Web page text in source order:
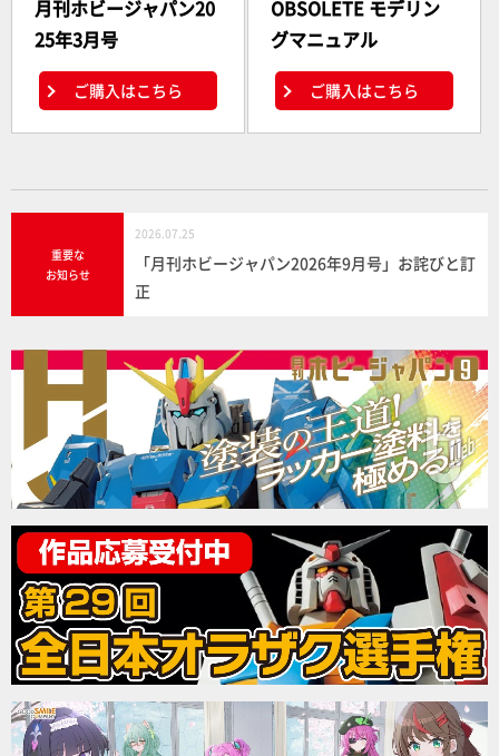
月刊ホビージャパン20
25年3月号
ご購入はこちら
OBSOLETE モデリン
グマニュアル
ご購入はこちら
重要な
お知らせ
2026.07.25
「月刊ホビージャパン2026年9月号」お詫びと訂
正